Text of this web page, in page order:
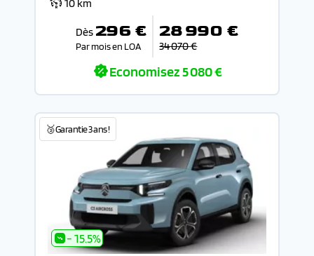
10 km
Dès 296 €
Par mois en LOA
28 990 €
34 070 €
Economisez5 080 €
🥉Garantie 3 ans !
- 15.5%